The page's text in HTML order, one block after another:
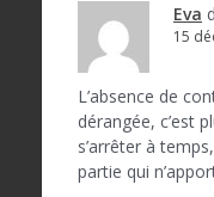
Eva
15
L’absence de
dérangée, c’est
s’arrêter à
partie qui